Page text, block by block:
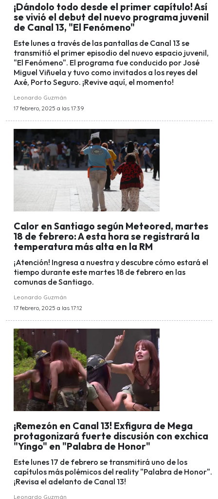
¡Dándolo todo desde el primer capítulo! Así
se vivió el debut del nuevo programa juvenil
de Canal 13, "El Fenómeno"
Este lunes a través de las pantallas de Canal 13 se
transmitió el primer episodio del nuevo espacio juvenil,
"El Fenómeno". El programa fue conducido por José
Miguel Viñuela y tuvo como invitados a los reyes del
Axé, Porto Seguro. ¡Revive aquí, el momento!
Leonardo Guzmán
17 febrero, 2025 a las 17:39
Calor en Santiago según Meteored, martes
18 de febrero: A esta hora se registrará la
temperatura más alta en la RM
¡Atención! Ingresa a nuestra y descubre cómo estará el
tiempo durante este martes 18 de febrero en las
comunas de Santiago.
Leonardo Guzmán
17 febrero, 2025 a las 17:12
¡Remezón en Canal 13! Exfigura de Mega
protagonizará fuerte discusión con exchica
"Yingo" en "Palabra de Honor"
Este lunes 17 de febrero se transmitirá uno de los
capítulos más polémicos del reality "Palabra de Honor".
¡Revisa el adelanto de Canal 13!
Leonardo Guzmán